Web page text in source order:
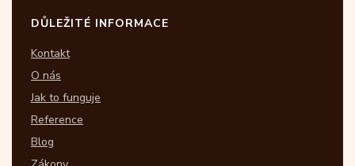
DŮLEŽITÉ INFORMACE
Kontakt
O nás
Jak to funguje
Reference
Blog